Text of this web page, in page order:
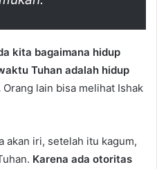
kita bagaimana hidup
Tuhan adalah hidup
Orang lain bisa melihat Ishak
akan iri, setelah itu kagum,
Karena ada otoritas